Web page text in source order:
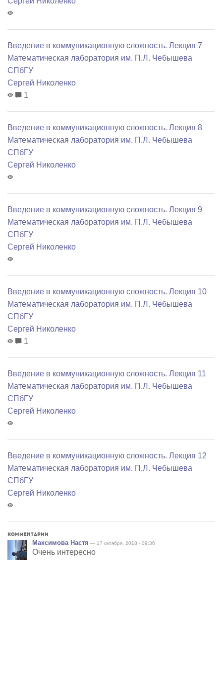
Введение в коммуникационную сложность. Лекция 7
Математичеcкая лаборатория им. П.Л. Чебышева
СПбГУ
Сергей Николенко
1
Введение в коммуникационную сложность. Лекция 8
Математичеcкая лаборатория им. П.Л. Чебышева
СПбГУ
Сергей Николенко
Введение в коммуникационную сложность. Лекция 9
Математичеcкая лаборатория им. П.Л. Чебышева
СПбГУ
Сергей Николенко
Введение в коммуникационную сложность. Лекция 10
Математичеcкая лаборатория им. П.Л. Чебышева
СПбГУ
Сергей Николенко
1
Введение в коммуникационную сложность. Лекция 11
Математичеcкая лаборатория им. П.Л. Чебышева
СПбГУ
Сергей Николенко
Введение в коммуникационную сложность. Лекция 12
Математичеcкая лаборатория им. П.Л. Чебышева
СПбГУ
Сергей Николенко
Комментарии
Максимова Настя — 17 октября, 2018 - 09:36
Очень интересно